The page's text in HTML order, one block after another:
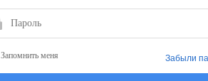
Пароль
Запомнить меня Забыли